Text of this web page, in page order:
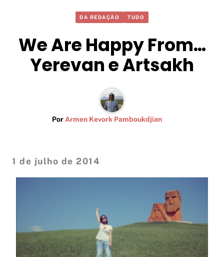
DA REDAÇÃO TUDO
We Are Happy From…
Yerevan e Artsakh
Por Armen Kevork Pamboukdjian
1 de julho de 2014